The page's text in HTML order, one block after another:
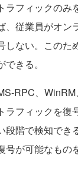
フィックのみ
従業員がオン
ない。このた
きる。
RPC、
フィックを復
階で検知でき
が可能なもの